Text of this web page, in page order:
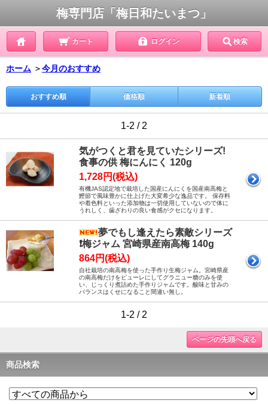
梅専門店「梅日和たいまつ」
カート ログイン 検索
ホーム ＞今月のおすすめ
おすすめ順 価格順 新着順
1-2 / 2
気がつくと君を見ていたシリーズ!
食事の供 梅にんにく 120g
1,728円(税込)
有機JAS認定地で栽培した国産にんにくを国産南高梅と
鰹節で風味豊かに仕上げた大変希少な逸品です。 保存料
や着色料といった添加物は一切使用していないので体に
うれしく、歯ざわりの良い食感がクセになります。
夢でもし逢えたら素敵シリーズ
❗梅ジャム 宮崎県産南高梅 140g
864円(税込)
自社栽培の南高梅を使った手作り生梅ジャム。宮崎県産
の南高梅だけをピューレにしてグラニュー糖のみを使
い、じっくり煮詰めた手作りジャムです。酸味と甘みの
バランスはくせになること間違い無し。
1-2 / 2
ページの先頭へ戻る
商品検索